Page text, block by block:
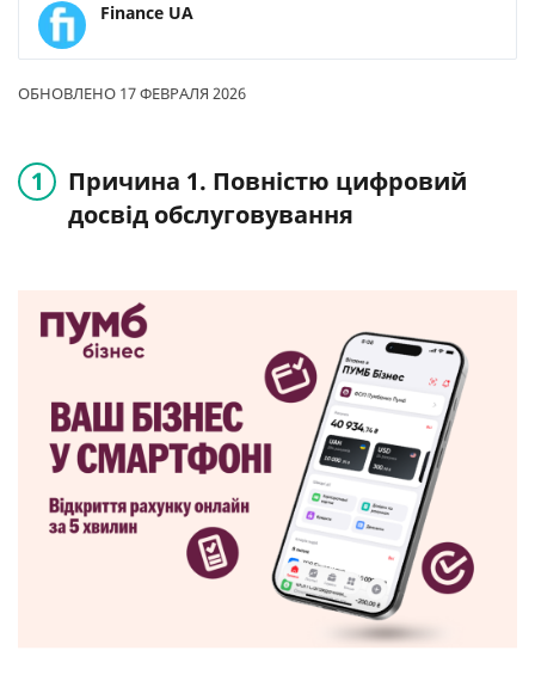
Finance UA
ОБНОВЛЕНО 17 ФЕВРАЛЯ 2026
Причина 1. Повністю цифровий
досвід обслуговування